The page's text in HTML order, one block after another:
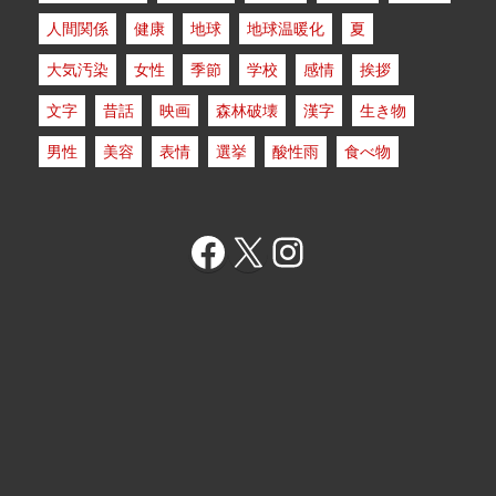
人間関係 健康 地球 地球温暖化
夏
大気汚染
女性 季節 学校 感情
挨拶
文字
昔話 映画 森林破壊 漢字
生き物
男性
美容 表情 選挙 酸性雨 食べ物
Facebook X Instagram